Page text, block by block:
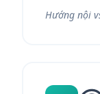
Hướng nội